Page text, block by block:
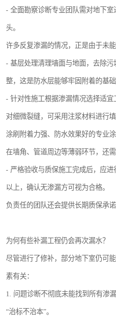
- 全面勘察诊断专业团队需对地下
头。
许多反复渗漏的情况，正是由于未能
- 基层处理清理墙面与地面，去除
整，这是防水层能够牢固附着的基础
- 针对性施工根据渗漏情况选择适宜
对细微裂缝，可采用注浆材料进行
涂刷附着力强、防水效果好的专业涂
在墙角、管道周边等薄弱环节，还
- 严格验收与质保施工完成后，应
以上，确认无渗漏方可视为合格。
负责任的团队还会提供长期质保承
为何有些补漏工程仍会再次漏水？
尽管进行了修补，部分地下室仍可
素有关：
1. 问题诊断不彻底未能找到所有渗
“治标不治本”。